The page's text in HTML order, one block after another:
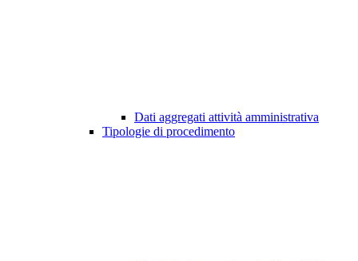
Dati aggregati attività amministrativa
Tipologie di procedimento